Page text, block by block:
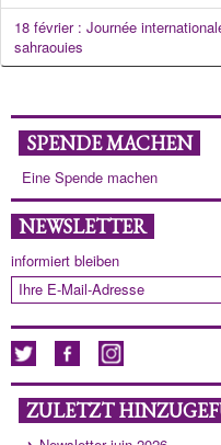
18 février : Journée
sahraouies
SPENDE MACHEN
Eine Spende machen
NEWSLETTER
informiert bleiben
ZULETZT